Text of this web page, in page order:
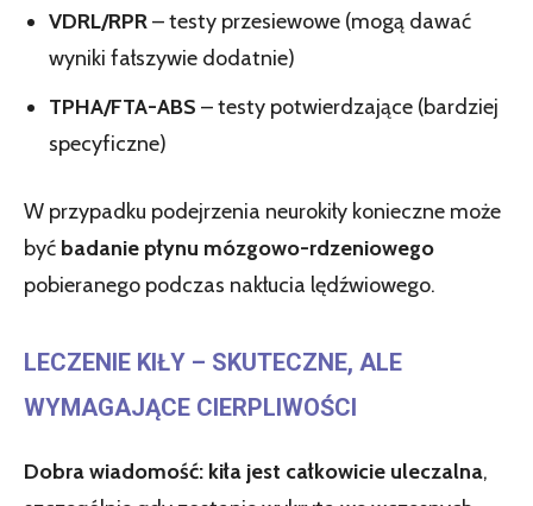
VDRL/RPR– testy przesiewowe (mogą dawać
wyniki fałszywie dodatnie)
TPHA/FTA-ABS – testy potwierdzające (bardziej
specyficzne)
W przypadku podejrzenia neurokiły konieczne może
być badanie płynu mózgowo-rdzeniowego
pobieranego podczas nakłucia lędźwiowego.
LECZENIE KIŁY – SKUTECZNE, ALE
WYMAGAJĄCE CIERPLIWOŚCI
Dobra wiadomość: kiła jest całkowicie uleczalna,